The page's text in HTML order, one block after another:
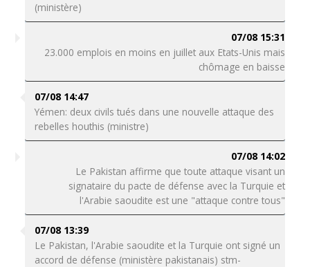
(ministère)
07/08 15:31
23.000 emplois en moins en juillet aux Etats-Unis mais
chômage en baisse
07/08 14:47
Yémen: deux civils tués dans une nouvelle attaque des
rebelles houthis (ministre)
07/08 14:02
Le Pakistan affirme que toute attaque visant un
signataire du pacte de défense avec la Turquie et
l'Arabie saoudite est une "attaque contre tous"
07/08 13:39
Le Pakistan, l'Arabie saoudite et la Turquie ont signé un
accord de défense (ministère pakistanais) stm-